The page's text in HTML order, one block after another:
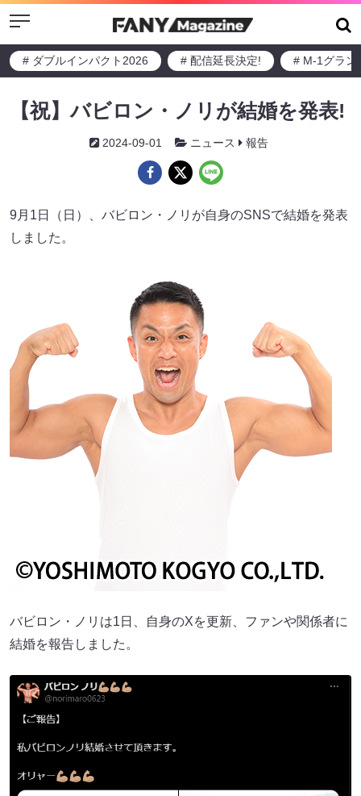
Menu
# ダブルインパクト2026 # 配信延長決定! # M-1グラン
【祝】バビロン・ノリが結婚を発表!
2024-09-01 ニュース 報告
9月1日（日）、バビロン・ノリが自身のSNSで結婚を発表
しました。
バビロン・ノリは1日、自身のXを更新、ファンや関係者に
結婚を報告しました。